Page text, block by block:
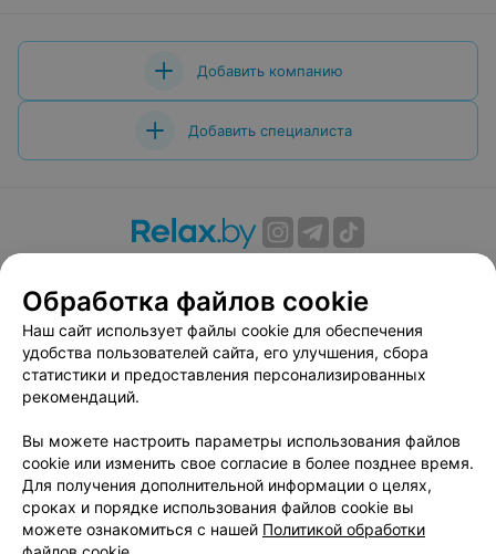
Добавить компанию
Добавить специалиста
Вакансии
Публичный договор
Способы оплаты
Публичный договор по использованию сервиса
«Афиша»
Пользовательское соглашение
Связаться по вопросам сотрудничества
Написать руководителю relax.by
Персональные настройки cookie
Обработка персональных данных
Обработка файлов cookie
Наш сайт использует файлы cookie для обеспечения
удобства пользователей сайта, его улучшения, сбора
статистики и предоставления персонализированных
рекомендаций.
Вы можете настроить параметры использования файлов
cookie или изменить свое согласие в более позднее время.
Для получения дополнительной информации о целях,
сроках и порядке использования файлов cookie вы
можете ознакомиться с нашей Политикой обработки